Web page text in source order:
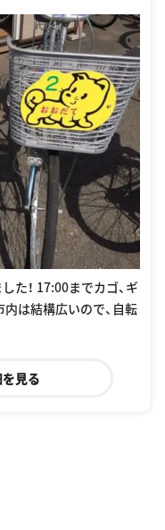
た！ 17:00までカゴ、ギ
は結構広いので、自転
見る